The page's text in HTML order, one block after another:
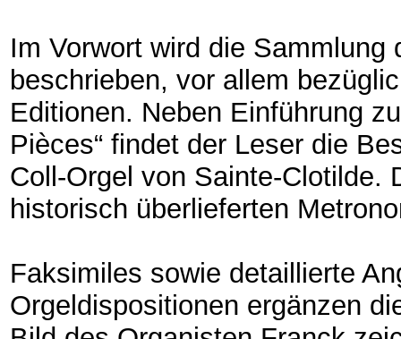
Im Vorwort wird die Sammlung
beschrieben, vor allem
Editionen. Neben Einführung
Pièces“ findet der Leser die
Coll-Orgel von Sainte-Clotilde.
historisch überlieferten
Faksimiles sowie detaillierte
Orgeldispositionen ergänzen